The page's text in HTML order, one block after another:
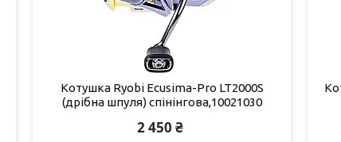
Котушка Ryobi Ecusima-Pro LT2000S
(дрібна шпуля) спінінгова,10021030
2 450 ₴